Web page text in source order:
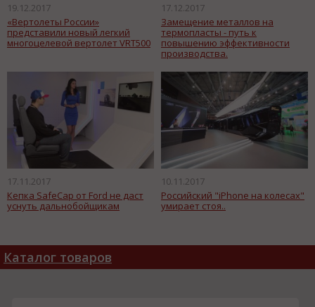
19.12.2017
«Вертолеты России»
представили новый легкий
многоцелевой вертолет VRT500
17.12.2017
Замещение металлов на
термопласты - путь к
повышению эффективности
производства.
17.11.2017
Кепка SafeCap от Ford не даст
уснуть дальнобойщикам
10.11.2017
Российский "iPhone на колесах"
умирает стоя..
Каталог товаров